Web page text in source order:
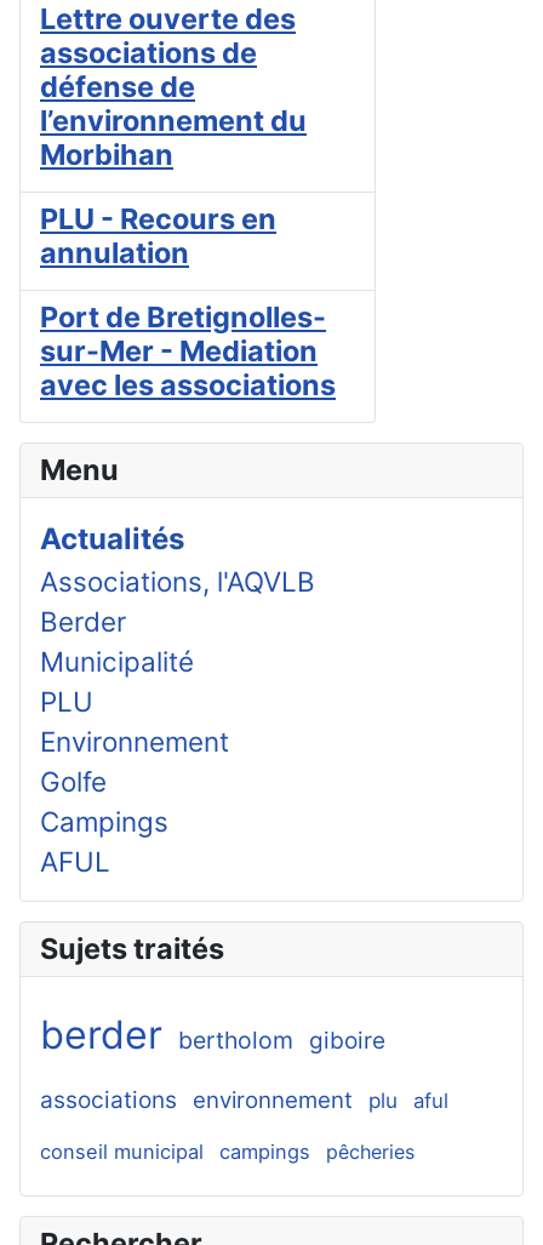
Lettre ouverte des
associations de
défense de
l’environnement du
Morbihan
PLU - Recours en
annulation
Port de Bretignolles-
sur-Mer - Mediation
avec les associations
Menu
Actualités
Associations, l'AQVLB
Berder
Municipalité
PLU
Environnement
Golfe
Campings
AFUL
Sujets traités
berder bertholom giboire
associations environnement plu aful
conseil municipal campings pêcheries